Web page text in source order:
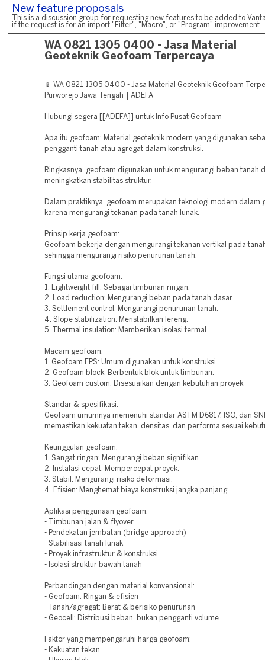
New feature proposals
This is a discussion group for requesting new features to be added to
if the request is for an import "Filter", "Macro", or "Program" improvement.
WA 0821 1305 0400 - Jasa Material
Geoteknik Geofoam Terpercaya
📱 WA 0821 1305 0400 - Jasa Material Geoteknik Geofoam
Purworejo Jawa Tengah | ADEFA
Hubungi segera [[ADEFA]] untuk Info Pusat Geofoam
Apa itu geofoam: Material geoteknik modern yang digunakan
pengganti tanah atau agregat dalam konstruksi.
Ringkasnya, geofoam digunakan untuk mengurangi beban tanah
meningkatkan stabilitas struktur.
Dalam praktiknya, geofoam merupakan teknologi modern dalam
karena mengurangi tekanan pada tanah lunak.
Prinsip kerja geofoam:
Geofoam bekerja dengan mengurangi tekanan vertikal pada
sehingga mengurangi risiko penurunan tanah.
Fungsi utama geofoam:
1. Lightweight fill: Sebagai timbunan ringan.
2. Load reduction: Mengurangi beban pada tanah dasar.
3. Settlement control: Mengurangi penurunan tanah.
4. Slope stabilization: Menstabilkan lereng.
5. Thermal insulation: Memberikan isolasi termal.
Macam geofoam:
1. Geofoam EPS: Umum digunakan untuk konstruksi.
2. Geofoam block: Berbentuk blok untuk timbunan.
3. Geofoam custom: Disesuaikan dengan kebutuhan proyek.
Standar & spesifikasi:
Geofoam umumnya memenuhi standar ASTM D6817, ISO, dan
memastikan kekuatan tekan, densitas, dan performa sesuai
Keunggulan geofoam:
1. Sangat ringan: Mengurangi beban signifikan.
2. Instalasi cepat: Mempercepat proyek.
3. Stabil: Mengurangi risiko deformasi.
4. Efisien: Menghemat biaya konstruksi jangka panjang.
Aplikasi penggunaan geofoam:
- Timbunan jalan & flyover
- Pendekatan jembatan (bridge approach)
- Stabilisasi tanah lunak
- Proyek infrastruktur & konstruksi
- Isolasi struktur bawah tanah
Perbandingan dengan material konvensional:
- Geofoam: Ringan & efisien
- Tanah/agregat: Berat & berisiko penurunan
- Geocell: Distribusi beban, bukan pengganti volume
Faktor yang mempengaruhi harga geofoam:
- Kekuatan tekan